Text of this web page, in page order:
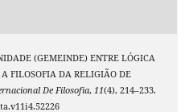
(GEMEINDE) ENTRE LÓGICA
FILOSOFIA DA RELIGIÃO DE
De Filosofia, 11(4), 214–233.